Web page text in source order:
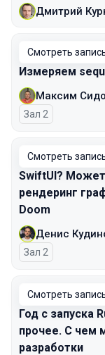
Дмитрий
Смотреть
Измеряем
Максим
Зал 2
Смотреть
SwiftUI?
рендеринг
Doom
Денис
Зал 2
Смотреть
Год с запуска
прочее. С чем
разработки